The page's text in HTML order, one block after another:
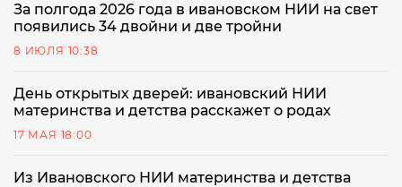
За полгода 2026 года в ивановском НИИ на свет
появились 34 двойни и две тройни
8 ИЮЛЯ 10:38
День открытых дверей: ивановский НИИ
материнства и детства расскажет о родах
17 МАЯ 18:00
Из Ивановского НИИ материнства и детства